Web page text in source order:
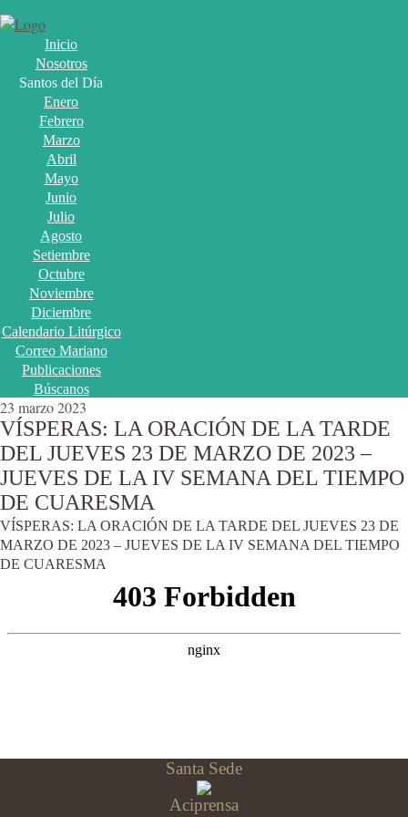
Inicio
Nosotros
Santos del Día
Enero
Febrero
Marzo
Abril
Mayo
Junio
Julio
Agosto
Setiembre
Octubre
Noviembre
Diciembre
Calendario Litúrgico
Correo Mariano
Publicaciones
Búscanos
23 marzo 2023
VÍSPERAS: LA ORACIÓN DE LA TARDE
DEL JUEVES 23 DE MARZO DE 2023 –
JUEVES DE LA IV SEMANA DEL TIEMPO
DE CUARESMA
VÍSPERAS: LA ORACIÓN DE LA TARDE DEL JUEVES 23 DE
MARZO DE 2023 – JUEVES DE LA IV SEMANA DEL TIEMPO
DE CUARESMA
Santa Sede
Aciprensa